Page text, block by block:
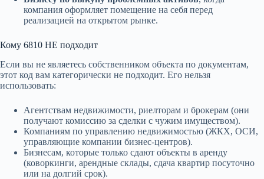
компания оформляет помещение на себя перед
реализацией на открытом рынке.
Кому 6810 НЕ подходит
Если вы не являетесь собственником объекта по документам,
этот код вам категорически не подходит. Его нельзя
использовать:
Агентствам недвижимости, риелторам и брокерам (они
получают комиссию за сделки с чужим имуществом).
Компаниям по управлению недвижимостью (ЖКХ, ОСИ,
управляющие компании бизнес-центров).
Бизнесам, которые только сдают объекты в аренду
(коворкинги, арендные склады, сдача квартир посуточно
или на долгий срок).